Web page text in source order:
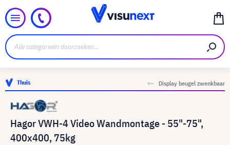
Thuis Display beugel zwenkbaar
Hagor VWH-4 Video Wandmontage - 55"-75",
400x400, 75kg